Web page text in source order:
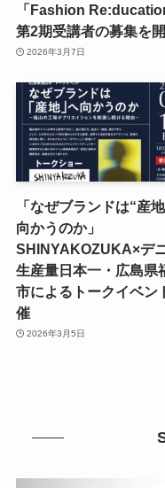
「Fashion
第2期受講者の募集を
2026年3月7日
「なぜブランドは“産
向かうのか」
SHINYAKOZUKA×デ
生産量日本一・広島県
市によるトークイベン
催
2026年3月5日